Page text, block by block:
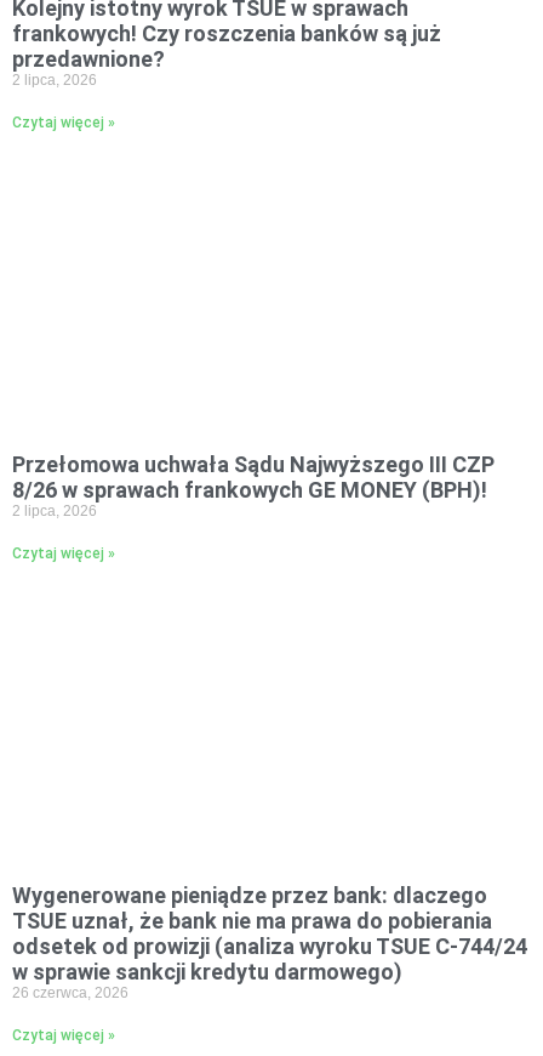
Kolejny istotny wyrok TSUE w sprawach
frankowych! Czy roszczenia banków są już
przedawnione?
2 lipca, 2026
Czytaj więcej »
Przełomowa uchwała Sądu Najwyższego III CZP
8/26 w sprawach frankowych GE MONEY (BPH)!
2 lipca, 2026
Czytaj więcej »
Wygenerowane pieniądze przez bank: dlaczego
TSUE uznał, że bank nie ma prawa do pobierania
odsetek od prowizji (analiza wyroku TSUE C-744/24
w sprawie sankcji kredytu darmowego)
26 czerwca, 2026
Czytaj więcej »